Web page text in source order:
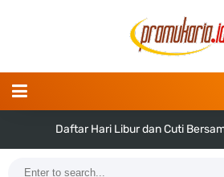
Daftar Hari Libur dan Cuti
Tema dan Logo Hari Pramuka ke-62